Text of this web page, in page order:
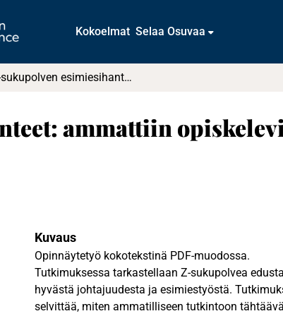
Kokoelmat Selaa Osuvaa
Z-sukupolven esimiesihanteet: ammattiin opiskelevien nuorten käsityksiä hyvästä johtajuudesta
ammattiin
Kuvaus
Opinnäytetyö kokotekstinä PDF-muodossa.
Tutkimuksessa tarkastellaan Z-sukupolvea
hyvästä johtajuudesta ja esimiestyöstä.
selvittää, miten ammatilliseen tutkintoon